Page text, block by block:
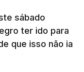
sábado
ter ido para
que isso não ia